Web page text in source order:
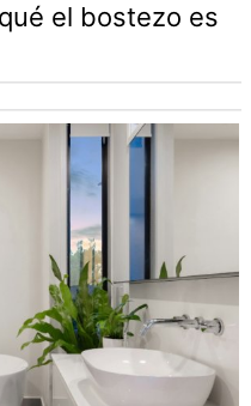
el bostezo es